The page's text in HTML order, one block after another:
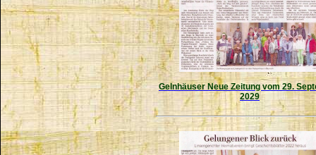
Gelnhäuser Neue Zeitung vom 29.
2029